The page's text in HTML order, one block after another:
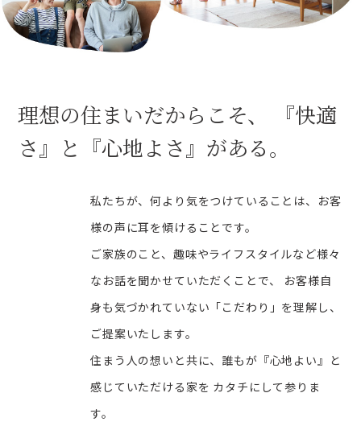
理想の住まいだからこそ、
『快適
さ』と『心地よさ』がある。
私たちが、何より気をつけていることは、お客
様の声に耳を傾けることです。
ご家族のこと、趣味やライフスタイルなど様々
なお話を聞かせていただくことで、 お客様自
身も気づかれていない「こだわり」を理解し、
ご提案いたします。
住まう人の想いと共に、誰もが『心地よい』と
感じていただける家を カタチにして参りま
す。